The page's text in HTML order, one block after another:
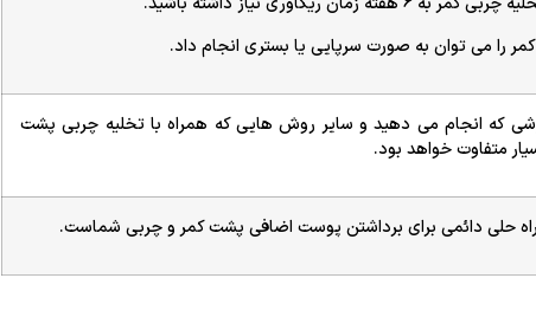
را می توان به صورت سرپایی یا بستری انجام داد.
که انجام می دهید و سایر روش هایی که همراه با تخلیه چربی پشت
متفاوت خواهد بود.
حلی دائمی برای برداشتن پوست اضافی پشت کمر و چربی شماست.